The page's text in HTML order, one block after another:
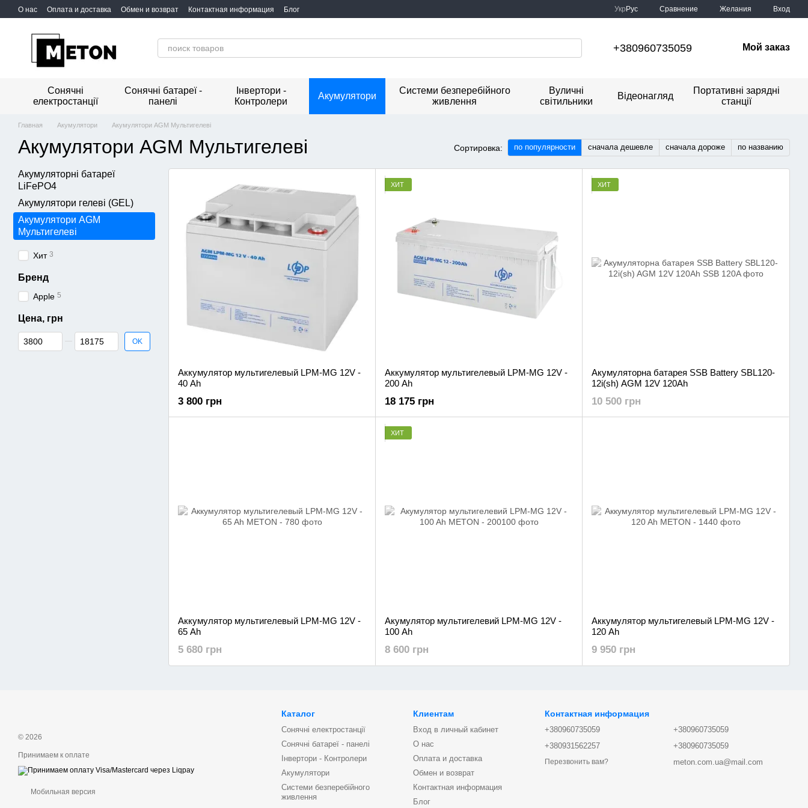
Перейти к основному контенту
О нас Оплата и доставка Обмен и возврат Контактная информация Блог Укр Рус Сравнение Желания Вход
+380960735059 Мой заказ
Сонячні
електростанції
Сонячні батареї -
панелі
Інвертори -
Контролери
Акумулятори
Системи безперебійного
живлення
Вуличні
світильники
Відеонагляд
Портативні зарядні
станції
Главная Акумулятори Акумулятори AGM Мультигелеві
Акумулятори AGM Мультигелеві Сортировка: по популярности сначала дешевле сначала дороже по названию
Аккумулятор мультигелевый LPM-MG 12V -
40 Ah
3 800 грн
ХИТ
Аккумулятор мультигелевый LPM-MG 12V -
200 Ah
18 175 грн
ХИТ
Акумуляторна батарея SSB Battery SBL120-
12i(sh) AGM 12V 120Ah
10 500 грн
Аккумулятор мультигелевый LPM-MG 12V -
65 Ah
5 680 грн
ХИТ
Акумулятор мультигелевий LPM-MG 12V -
100 Ah
8 600 грн
Аккумулятор мультигелевый LPM-MG 12V -
120 Ah
9 950 грн
Акумуляторні батареї
LiFePO4
Акумулятори гелеві (GEL)
Акумулятори AGM
Мультигелеві
Хит 3
Бренд
Apple 5
Цена, грн
От Цена, грн
До Цена, грн OK
© 2026
Принимаем к оплате
Мобильная версия
Каталог
Сонячні електростанції
Сонячні батареї - панелі
Інвертори - Контролери
Акумулятори
Системи безперебійного
живлення
Клиентам
Вход в личный кабинет
О нас
Оплата и доставка
Обмен и возврат
Контактная информация
Блог
Контактная информация
+380960735059
+380931562257
Перезвонить вам?
+380960735059
+380960735059
meton.com.ua@mail.com